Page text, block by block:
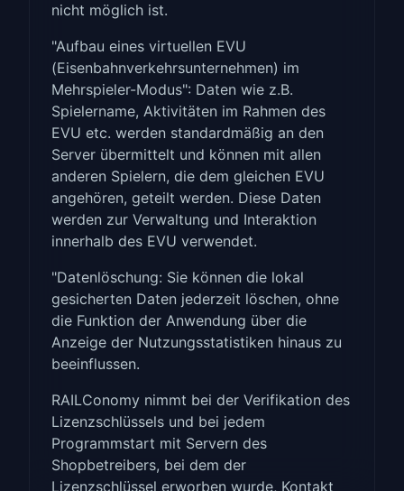
nicht möglich ist.
"Aufbau eines virtuellen EVU
(Eisenbahnverkehrsunternehmen) im
Mehrspieler-Modus": Daten wie z.B.
Spielername, Aktivitäten im Rahmen des
EVU etc. werden standardmäßig an den
Server übermittelt und können mit allen
anderen Spielern, die dem gleichen EVU
angehören, geteilt werden. Diese Daten
werden zur Verwaltung und Interaktion
innerhalb des EVU verwendet.
"Datenlöschung: Sie können die lokal
gesicherten Daten jederzeit löschen, ohne
die Funktion der Anwendung über die
Anzeige der Nutzungsstatistiken hinaus zu
beeinflussen.
RAILConomy nimmt bei der Verifikation des
Lizenzschlüssels und bei jedem
Programmstart mit Servern des
Shopbetreibers, bei dem der
Lizenzschlüssel erworben wurde, Kontakt